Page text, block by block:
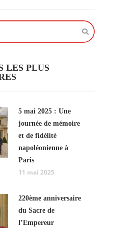
LES PLUS
5 mai 2025 : Une
journée de mémoire
et de fidélité
napoléonienne à
Paris
11 mai 2025
220ème anniversaire
du Sacre de
l’Empereur